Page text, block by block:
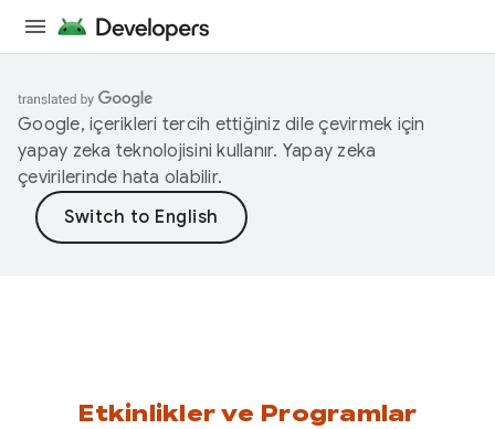
Google, içerikleri tercih ettiğiniz dile çevirmek için
yapay zeka teknolojisini kullanır. Yapay zeka
çevirilerinde hata olabilir.
Etkinlikler ve Programlar